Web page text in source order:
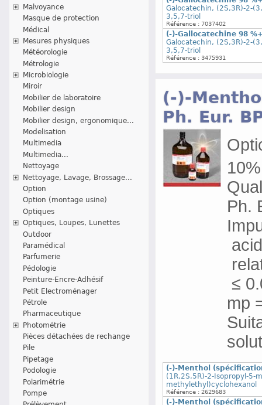
Malvoyance
Masque de protection
Médical
Mesures physiques
Météorologie
Métrologie
Microbiologie
Miroir
Mobilier de laboratoire
Mobilier design
Mobilier design, ergonomique...
Modelisation
Multimedia
Multimedia...
Nettoyage
Nettoyage, Lavage, Brossage...
Option
Option (montage usine)
Optiques
Optiques, Loupes, Lunettes
Outdoor
Paramédical
Parfumerie
Pédologie
Peinture-Encre-Adhésif
Petit Electroménager
Pétrole
Pharmaceutique
Photométrie
Pièces détachées de rechange
Pile
Pipetage
Podologie
Polarimétrie
Pompe
Galocatechin, (2S,3R)-2-
3,5,7-triol
Référence : 7037402
(-)-Gallocatechine 98
Galocatechin, (2S,3R)-2-
3,5,7-triol
Référence : 3475931
(-)-
Ph. Eur.
Ph.
≤
mp
(-)-Menthol
(1R,2S,5R)-2-Isopropyl-5-
methylethyl)cyclohexanol
Référence : 2629683
(-)-Menthol